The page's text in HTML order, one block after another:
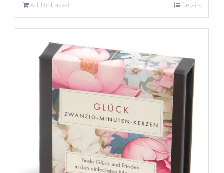
Add to basket Details